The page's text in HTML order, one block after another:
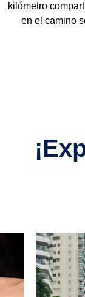
kilómetro
en el camino